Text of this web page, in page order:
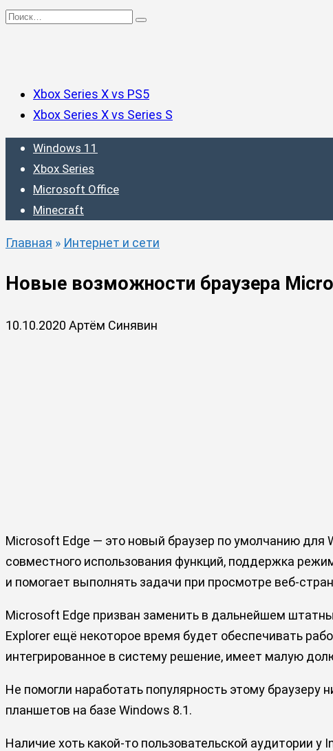
Перейти
Search
Xbox Series X vs PS5
Xbox Series X vs Series S
Windows 11
Xbox Series
Microsoft Office
Minecraft
Главная » Интернет и сети
Новые возможности браузера
10.10.2020 Артём Синявин
Microsoft Edge — это новый браузер по умолчанию для
совместного использования функций, поддержка
и помогает выполнять задачи при просмотре веб-
Microsoft Edge призван заменить в дальнейшем
Explorer ещё некоторое время будет обеспечивать
интегрированное в систему решение, имеет малую
Не помогли наработать популярность этому
планшетов на базе Windows 8.1.
Наличие хоть какой-то пользовательской аудитории